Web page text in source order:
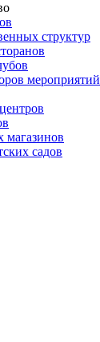
структур
мероприятий
магазинов
садов